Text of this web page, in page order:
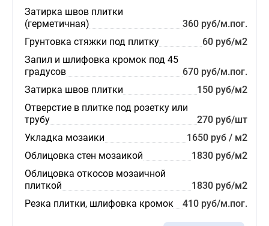
Затирка швов плитки
(герметичная)
360 руб/м.пог.
Грунтовка стяжки под плитку
60 руб/м2
Запил и шлифовка кромок под 45
градусов
670 руб/м.пог.
Затирка швов плитки
150 руб/м2
Отверстие в плитке под розетку или
трубу
270 руб/шт
Укладка мозаики
1650 руб / м2
Облицовка стен мозаикой
1830 руб/м2
Облицовка откосов мозаичной
плиткой
1830 руб/м2
Резка плитки, шлифовка кромок
410 руб/м.пог.